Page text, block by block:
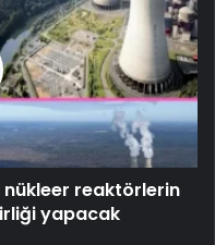
nükleer reaktörlerin
yapacak